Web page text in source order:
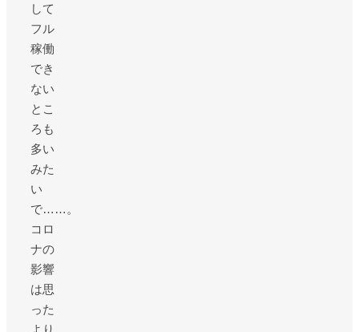
して
フル
稼働
でき
ない
とこ
ろも
多い
みた
い
で……。
コロ
ナの
影響
は思
った
より